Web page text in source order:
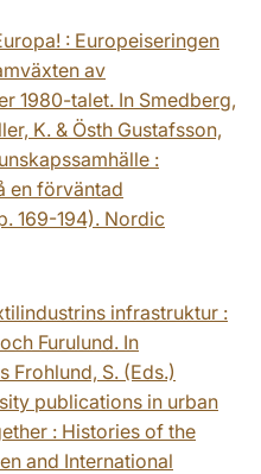
: Europeiseringen
av
1980-talet. In Smedberg,
K. & Östh Gustafsson,
:
en förväntad
169-194). Nordic
infrastruktur :
Furulund. In
Frohlund, S. (Eds.)
publications in urban
: Histories of the
and International